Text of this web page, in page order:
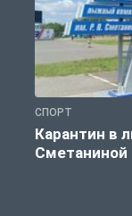
СПОРТ
Карантин в
Сметаниной